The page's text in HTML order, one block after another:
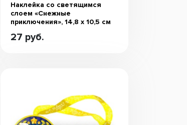
Наклейка со светящимся
слоем «Снежные
приключения», 14,8 х 10,5 см
27 руб.